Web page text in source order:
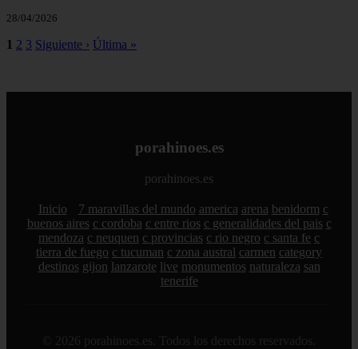
28/04/2026
1 2 3 Siguiente › Última »
porahinoes.es
porahinoes.es
Inicio 7 maravillas del mundo america arena benidorm c
buenos aires c cordoba c entre rios c generalidades del pais c
mendoza c neuquen c provincias c rio negro c santa fe c
tierra de fuego c tucuman c zona austral carmen category
destinos gijon lanzarote live monumentos naturaleza san
tenerife
© 2026 porahinoes.es. Todos los derechos reservados.